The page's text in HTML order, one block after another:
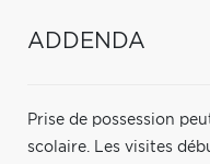
ADDENDA
Prise de possession
scolaire. Les visites